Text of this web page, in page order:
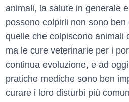
animali, la salute in generale
possono colpirli non sono
quelle che colpiscono animali
ma le cure veterinarie per i
continua evoluzione, e ad
pratiche mediche sono ben
curare i loro disturbi più